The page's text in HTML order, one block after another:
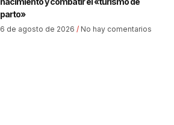
parto»
6 de agosto de 2026 No hay comentarios